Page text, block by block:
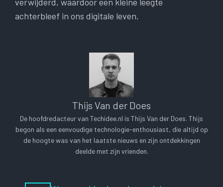
achterbleef in ons digitale leven.
Thijs Van der Does
De hoofdredacteur van Techidee.nl is Thijs Van der Does. Thijs
begon als een eenvoudige technologie-enthousiast, die altijd op
de hoogte was van het laatste nieuws en zijn ontdekkingen
deelde met zijn vrienden.